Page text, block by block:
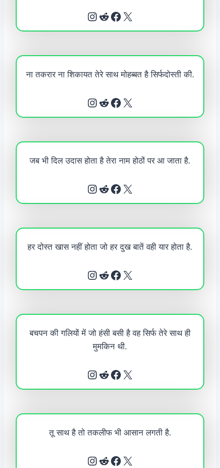
Instagram Reddit Facebook X
ना तकरार ना शिकायत तेरे साथ मोहब्बत है सिर्फदोस्ती की.
Instagram Reddit Facebook X
जब भी दिल उदास होता है तेरा नाम होठों पर आ जाता है.
Instagram Reddit Facebook X
हर दोस्त खास नहीं होता जो हर दुख बातें वही यार होता है.
Instagram Reddit Facebook X
बचपन की गलियों में जो हंसी बसी है वह सिर्फ तेरे साथ ही
मुमकिन थी.
Instagram Reddit Facebook X
तू साथ है तो तकलीफ भी आसान लगती है.
Instagram Reddit Facebook X